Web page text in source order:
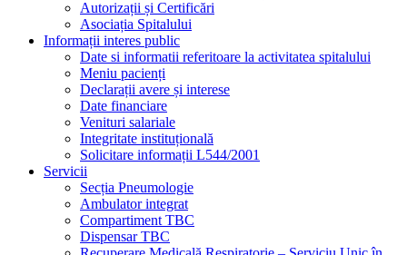
Autorizații și Certificări
Asociația Spitalului
Informații interes public
Date si informatii referitoare la activitatea spitalului
Meniu pacienți
Declarații avere și interese
Date financiare
Venituri salariale
Integritate instituțională
Solicitare informații L544/2001
Servicii
Secția Pneumologie
Ambulator integrat
Compartiment TBC
Dispensar TBC